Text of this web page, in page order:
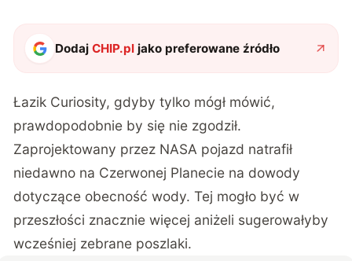
DodajCHIP.pl jako preferowane źródło
Łazik Curiosity, gdyby tylko mógł mówić,
prawdopodobnie by się nie zgodził.
Zaprojektowany przez NASA pojazd natrafił
niedawno na Czerwonej Planecie na dowody
dotyczące obecność wody. Tej mogło być w
przeszłości znacznie więcej aniżeli sugerowałyby
wcześniej zebrane poszlaki.